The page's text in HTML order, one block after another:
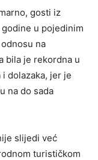
gosti iz
u pojedinim
na
bila je rekordna u
dolazaka, jer je
na do sada
slijedi već
turističkom